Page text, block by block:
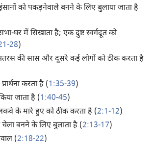
को पकड़नेवाले बनने के लिए बुलाया जाता है
घर में सिखाता है; एक दुष्ट स्वर्गदूत को
28)
की सास और दूसरे कई लोगों को ठीक करता है
करता है (1:35-39)
जाता है (1:40-45)
के मारे हुए को ठीक करता है (2:1-12)
बनने के लिए बुलाता है (2:13-17)
(2:18-22)